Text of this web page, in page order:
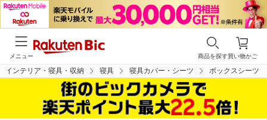
買い物かご
商品を探す
メニュー
インテリア・寝具・収納 寝具 寝具カバー・シーツ ボックスシーツ